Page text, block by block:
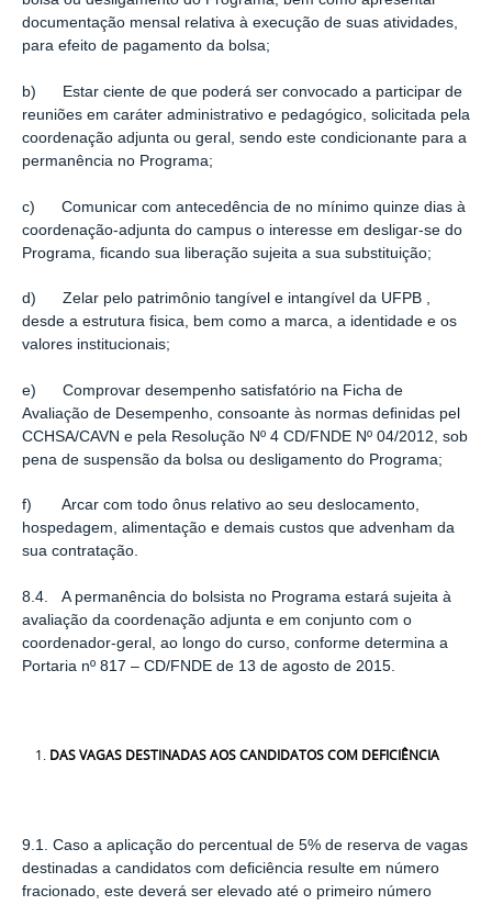
documentação mensal relativa à execução de suas atividades,
para efeito de pagamento da bolsa;
b) Estar ciente de que poderá ser convocado a participar de
reuniões em caráter administrativo e pedagógico, solicitada pela
coordenação adjunta ou geral, sendo este condicionante para a
permanência no Programa;
c) Comunicar com antecedência de no mínimo quinze dias à
coordenação-adjunta do campus o interesse em desligar-se do
Programa, ficando sua liberação sujeita a sua substituição;
d) Zelar pelo patrimônio tangível e intangível da UFPB ,
desde a estrutura fisica, bem como a marca, a identidade e os
valores institucionais;
e) Comprovar desempenho satisfatório na Ficha de
Avaliação de Desempenho, consoante às normas deﬁnidas pel
CCHSA/CAVN e pela Resolução Nº 4 CD/FNDE Nº 04/2012, sob
pena de suspensão da bolsa ou desligamento do Programa;
f) Arcar com todo ônus relativo ao seu deslocamento,
hospedagem, alimentação e demais custos que advenham da
sua contratação.
8.4. A permanência do bolsista no Programa estará sujeita à
avaliação da coordenação adjunta e em conjunto com o
coordenador-geral, ao longo do curso, conforme determina a
Portaria nº 817 – CD/FNDE de 13 de agosto de 2015.
DAS VAGAS DESTINADAS AOS CANDIDATOS COM DEFICIÊNCIA
9.1. Caso a aplicação do percentual de 5% de reserva de vagas
destinadas a candidatos com deﬁciência resulte em número
fracionado, este deverá ser elevado até o primeiro número